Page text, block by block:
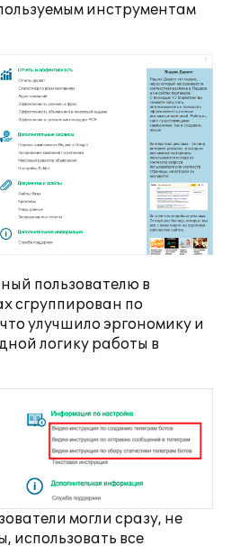
инструментам
пользователю в
сгруппирован по
улучшило эргономику и
логику работы в
могли сразу, не
использовать все